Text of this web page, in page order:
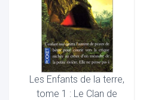
Les Enfants de la terre,
tome 1 : Le Clan de